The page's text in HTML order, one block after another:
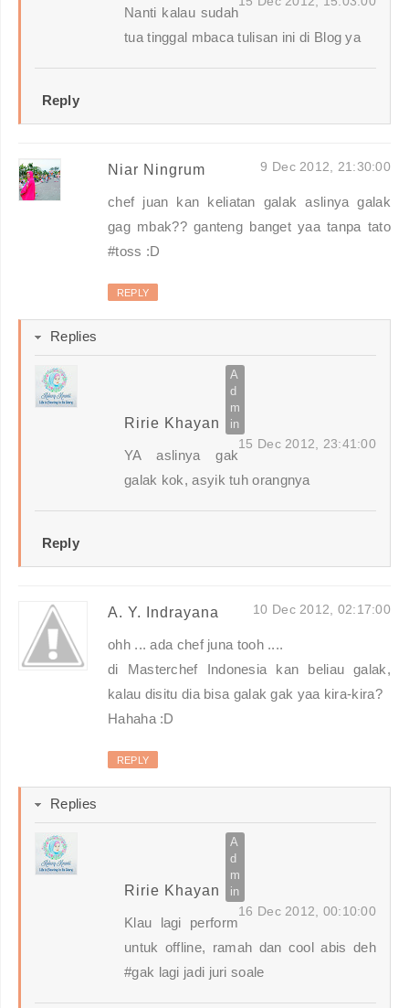
Nanti kalau sudah
tua tinggal mbaca tulisan ini di Blog ya
Reply
Niar Ningrum 9 Dec 2012, 21:30:00
chef juan kan keliatan galak aslinya galak
gag mbak?? ganteng banget yaa tanpa tato
#toss :D
REPLY
Replies
Ririe Khayan
15 Dec 2012, 23:41:00
YA aslinya gak
galak kok, asyik tuh orangnya
Reply
A. Y. Indrayana 10 Dec 2012, 02:17:00
ohh ... ada chef juna tooh ....
di Masterchef Indonesia kan beliau galak,
kalau disitu dia bisa galak gak yaa kira-kira?
Hahaha :D
REPLY
Replies
Ririe Khayan
16 Dec 2012, 00:10:00
Klau lagi perform
untuk offline, ramah dan cool abis deh
#gak lagi jadi juri soale